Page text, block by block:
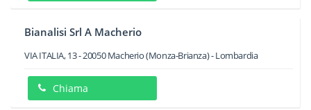
Bianalisi Srl A Macherio
VIA ITALIA, 13-20050 Macherio(Monza-Brianza) -Lombardia
Chiama